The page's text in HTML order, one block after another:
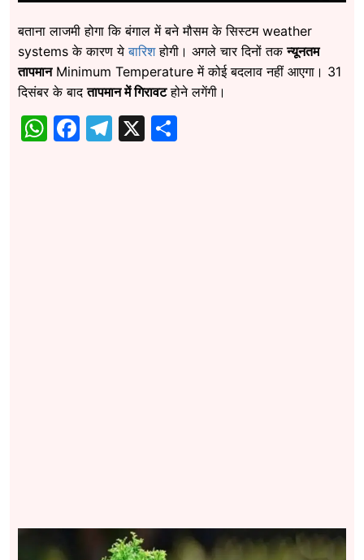
बताना लाजमी होगा कि बंगाल में बने मौसम के सिस्टम weather
systems के कारण येबारिशहोगी। अगले चार दिनों तकन्यूनतम
तापमानMinimum Temperature में कोई बदलाव नहीं आएगा। 31
दिसंबर के बादतापमान में गिरावटहोने लगेंगी।
WhatsApp
Facebook
Telegram
X